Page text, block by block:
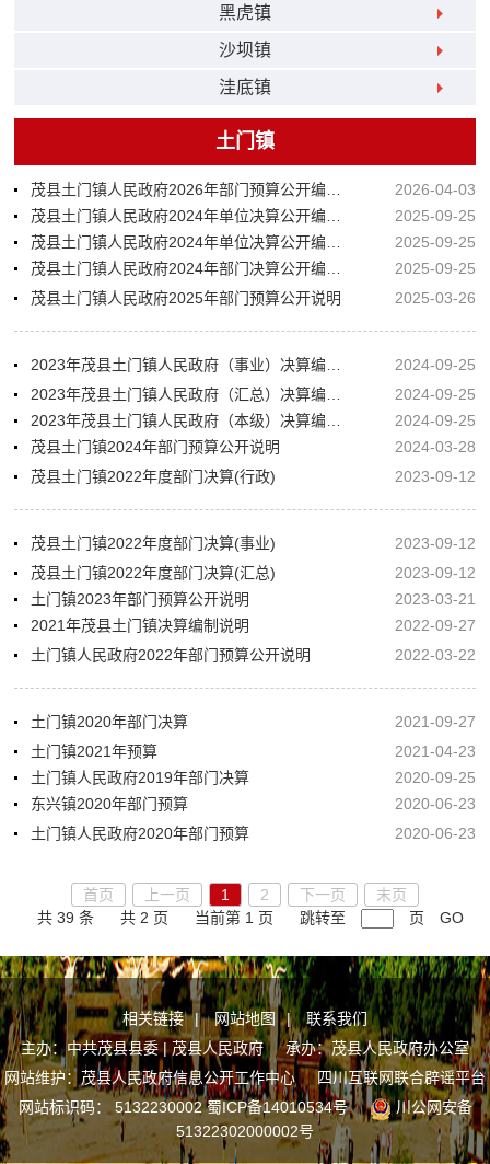
黑虎镇
沙坝镇
洼底镇
土门镇
2026-04-03
2025-09-25
2025-09-25
2025-09-25
茂县土门镇人民政府2025年部门预算公开说明
2025-03-26
2024-09-25
2024-09-25
2024-09-25
茂县土门镇2024年部门预算公开说明
2024-03-28
茂县土门镇2022年度部门决算(行政)
2023-09-12
茂县土门镇2022年度部门决算(事业)
2023-09-12
茂县土门镇2022年度部门决算(汇总)
2023-09-12
土门镇2023年部门预算公开说明
2023-03-21
2021年茂县土门镇决算编制说明
2022-09-27
土门镇人民政府2022年部门预算公开说明
2022-03-22
土门镇2020年部门决算
2021-09-27
土门镇2021年预算
2021-04-23
土门镇人民政府2019年部门决算
2020-09-25
东兴镇2020年部门预算
2020-06-23
土门镇人民政府2020年部门预算
2020-06-23
首页 上一页 1 2 下一页
末页
共 39 条
共 2 页 当前第 1 页 跳转至 页 GO
相关链接 | 网站地图 |
联系我们
主办：中共茂县县委 | 茂县人民政府 承办：茂县人民政府办公室
网站维护：茂县人民政府信息公开工作中心四川互联网联合辟谣平台
网站标识码： 5132230002蜀ICP备14010534号
川公网安备
51322302000002号